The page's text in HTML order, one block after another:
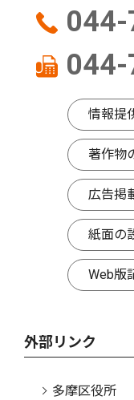
044-
情報提
著作物
広告掲
紙面の
Web版
外部リンク
多摩区役所